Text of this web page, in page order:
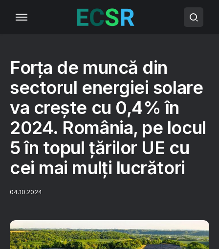
Forța de muncă din
sectorul energiei solare
va crește cu 0,4% în
2024. România, pe locul
5 în topul țărilor UE cu
cei mai mulți lucrători
04.10.2024